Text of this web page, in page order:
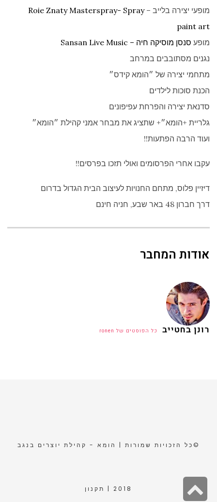
מופעי יצירה בלייב – Roie Znaty Masterspray- Spray
paint art
מופע סנסן מוסיקה חיה – Sansan Live Music
נגנים מסתובבים במרחב
מתחמי יצירה של ״הומא קידס״
הכנת סוכות לילדים
סדנאת יצירה והפרחת עפיפונים
גלריית +הומא״+ שתציג את מבחר אמני קהילת ״הומא״
ועוד הרבה הפתעות!!
עקבו אחרי הפרסומים ואולי תזכו בפרסים!!
דיזיין פלוס, מתחם החנויות לעיצוב הבית הגדול בדרום
דרך חברון 48 באר שבע, חניה חינם
אודות המחבר
רונן בחטייב כל הפוסטים של ronen
©כל הזכויות שמורות | הומא - קהילת יוצרים בנגב
2018 | תקנון גלילה